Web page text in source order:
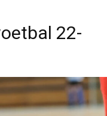
22-